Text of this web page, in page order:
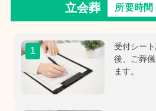
立会葬 所要時間
1
受付シー
後、ご葬
ます。